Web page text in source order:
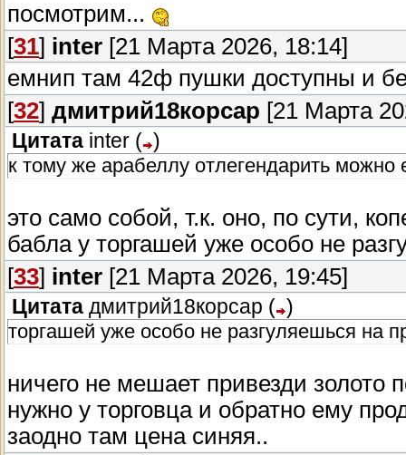
посмотрим...
[31] inter [21 Марта 2026, 18:14]
емнип там 42ф пушки доступны и
[32] дмитрий18корсар [21 Марта
Цитата inter ( )
к тому же арабеллу отлегендарить можно
это само собой, т.к. оно, по сути,
бабла у торгашей уже особо не
[33] inter [21 Марта 2026, 19:45]
Цитата дмитрий18корсар ( )
торгашей уже особо не разгуляешься на
ничего не мешает привезди
нужно у торговца и обратно ему
заодно там цена синяя..